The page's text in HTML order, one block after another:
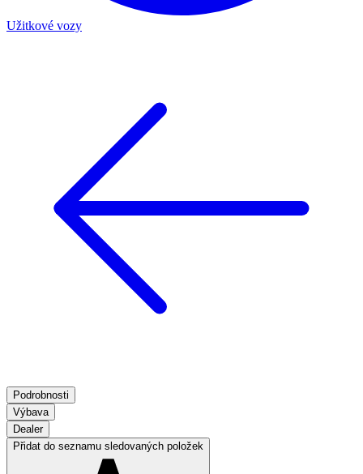
Užitkové vozy
Podrobnosti
Výbava
Dealer
Přidat do seznamu sledovaných položek